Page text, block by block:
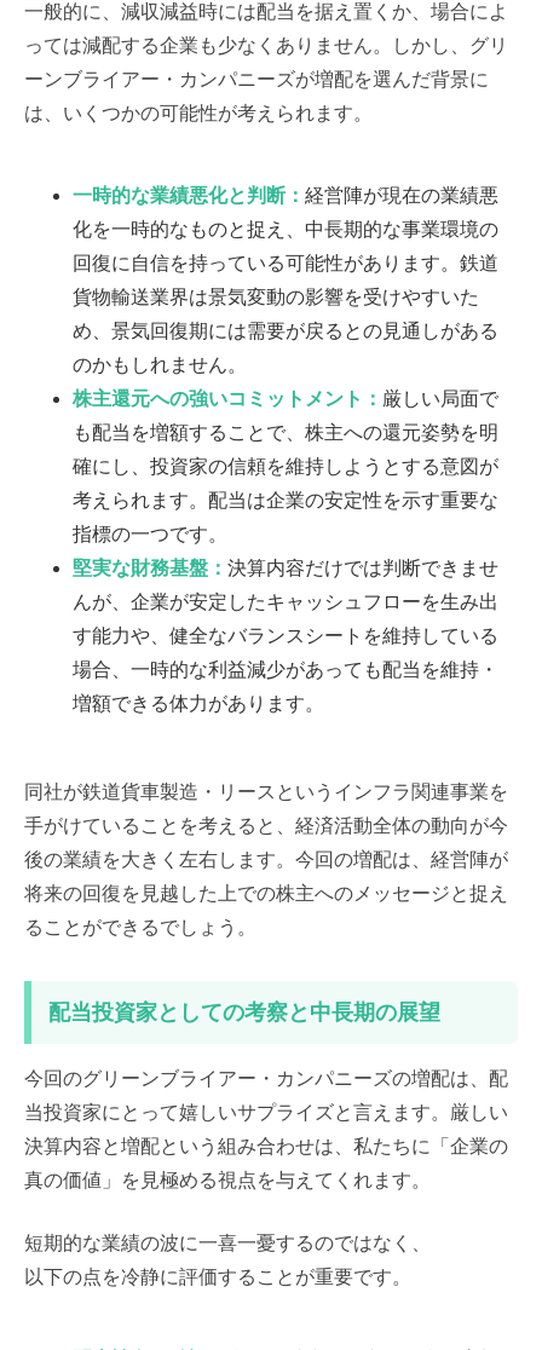
一般的に、減収減益時には配当を据え置くか、場合によ
っては減配する企業も少なくありません。しかし、グリ
ーンブライアー・カンパニーズが増配を選んだ背景に
は、いくつかの可能性が考えられます。
一時的な業績悪化と判断： 経営陣が現在の業績悪
化を一時的なものと捉え、中長期的な事業環境の
回復に自信を持っている可能性があります。鉄道
貨物輸送業界は景気変動の影響を受けやすいた
め、景気回復期には需要が戻るとの見通しがある
のかもしれません。
株主還元への強いコミットメント： 厳しい局面で
も配当を増額することで、株主への還元姿勢を明
確にし、投資家の信頼を維持しようとする意図が
考えられます。配当は企業の安定性を示す重要な
指標の一つです。
堅実な財務基盤： 決算内容だけでは判断できませ
んが、企業が安定したキャッシュフローを生み出
す能力や、健全なバランスシートを維持している
場合、一時的な利益減少があっても配当を維持・
増額できる体力があります。
同社が鉄道貨車製造・リースというインフラ関連事業を
手がけていることを考えると、経済活動全体の動向が今
後の業績を大きく左右します。今回の増配は、経営陣が
将来の回復を見越した上での株主へのメッセージと捉え
ることができるでしょう。
配当投資家としての考察と中長期の展望
今回のグリーンブライアー・カンパニーズの増配は、配
当投資家にとって嬉しいサプライズと言えます。厳しい
決算内容と増配という組み合わせは、私たちに「企業の
真の価値」を見極める視点を与えてくれます。
短期的な業績の波に一喜一憂するのではなく、
以下の点を冷静に評価することが重要です。